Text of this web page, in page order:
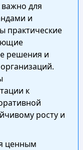
для
и
практические
решения и
к
росту и
ценным